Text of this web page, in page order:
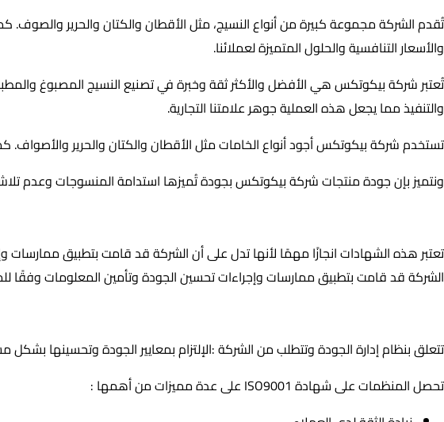
تُقدم الشركة مجموعة كبيرة من أنواع النسيج، مثل الأقطان والكتان والحرير والصوف.
والأسعار التنافسية والحلول المتميزة لعملائنا.
تُعتبر شركة بيكوتكس هي الأفضل والأكثر ثقة وخبرة في تصنيع النسيج المصبوغ
والتنفيذ مما يجعل هذه العملية جوهر علامتنا التجارية.
تستخدم شركة بيكوتكس أجود أنواع الخامات مثل الأقطان والكتان والحرير
ونتميز بإن جودة منتجات شركة بيكوتكس بجودة تُميزها استدامة المنسوجات وعدم
تعتبر هذه الشهادات انجازًا مهمًا لأنها تدل على أن الشركة قد قامت بتطبيق ممارسات
الشركة قد قامت بتطبيق ممارسات وإجراءات تحسين الجودة وتأمين المعلومات وفقًا
تتعلق بنظام إدارة الجودة وتتطلب من الشركة :الإلتزام بمعايير الجودة وتحسينها
تحصل المنظمات على شهادة ISO9001 على عدة مميزات من أهمها :